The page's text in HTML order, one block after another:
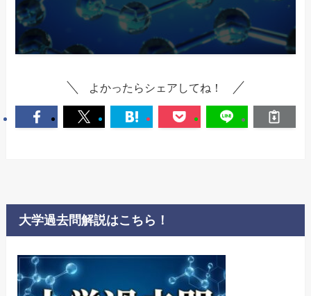
よかったらシェアしてね！
大学過去問解説はこちら！